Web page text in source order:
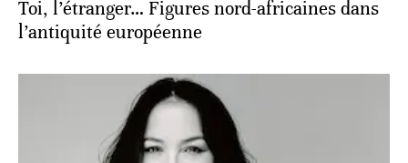
Toi, l’étranger… Figures nord-africaines dans
l’antiquité européenne